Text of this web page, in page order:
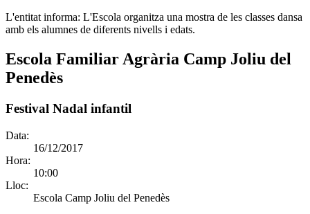
L'entitat informa: L'Escola organitza una mostra de les classes dansa
amb els alumnes de diferents nivells i edats.
Escola Familiar Agrària Camp Joliu del
Penedès
Festival Nadal infantil
Data:
16/12/2017
Hora:
10:00
Lloc:
Escola Camp Joliu del Penedès